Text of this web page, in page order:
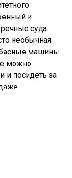
и
суда.
необычная
машины
можно
и посидеть за